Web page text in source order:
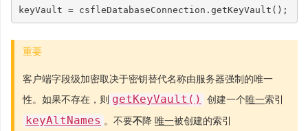
keyVault = csfleDatabaseConnection . getKeyVault ();
重要
客户端字段级加密取决于密钥替代名称由服务器强制的唯一
性。如果不存在，则 getKeyVault() 创建一个唯一索引
keyAltNames 。不要不降 唯一被创建的索引